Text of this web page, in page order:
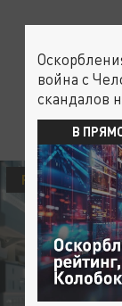
РУССКОЕ
война с
скандалов
В